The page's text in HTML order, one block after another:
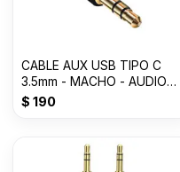
CABLE AUX USB TIPO C
3.5mm - MACHO - AUDIO
-1000mm
$ 190